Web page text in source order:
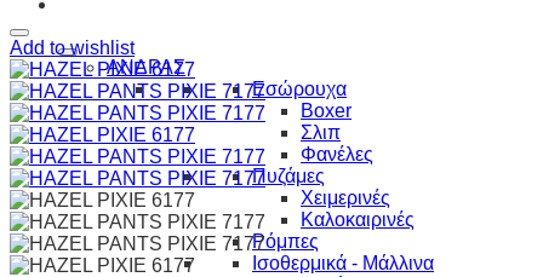
ΑΝΔΡΑΣ
Εσώρουχα
Boxer
Σλιπ
Φανέλες
Πυζάμες
Χειμερινές
Καλοκαιρινές
Ρόμπες
Ισοθερμικά - Μάλλινα
Add to wishlist